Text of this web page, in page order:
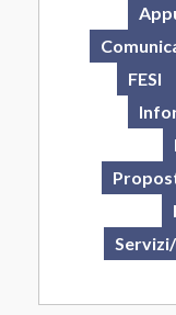
FESI